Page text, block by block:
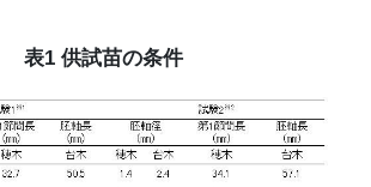
表1 供試苗の条件